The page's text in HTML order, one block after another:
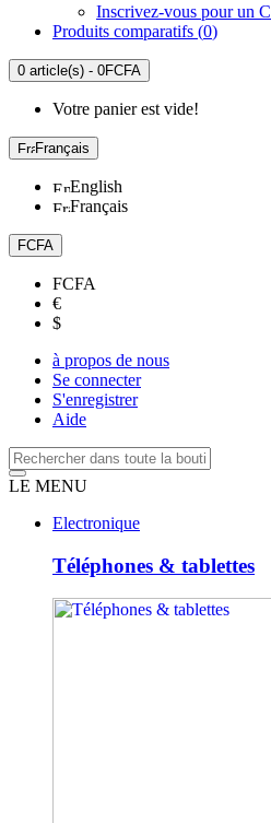
Inscrivez-vous pour un
Produits comparatifs (0)
0 article(s) - 0FCFA
Votre panier est vide!
Français
English
Français
FCFA
FCFA
€
$
à propos de nous
Se connecter
S'enregistrer
Aide
LE MENU
Electronique
Téléphones & tablettes